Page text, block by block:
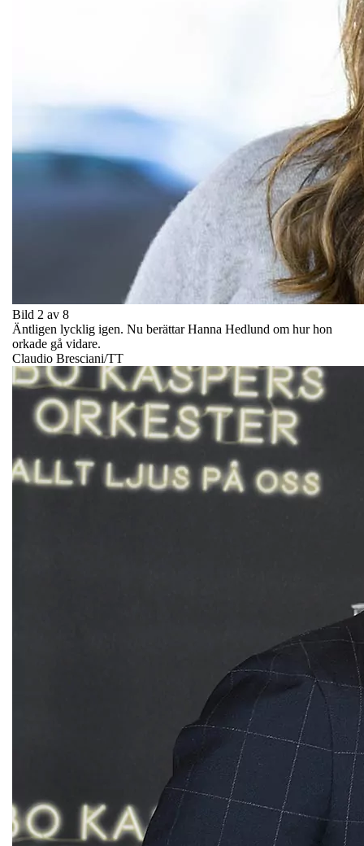
Bild 2 av 8
Äntligen lycklig igen. Nu berättar Hanna Hedlund om hur hon
orkade gå vidare.
Claudio Bresciani/TT